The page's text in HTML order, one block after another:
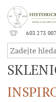
603 273 007